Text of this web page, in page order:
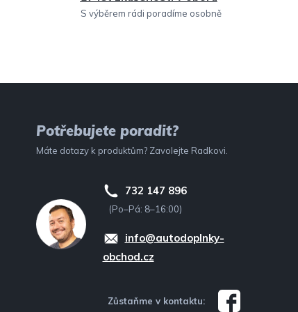
S výběrem rádi poradíme osobně
Potřebujete poradit?
Máte dotazy k produktům? Zavolejte Radkovi.
732 147 896
(Po–Pá: 8–16:00)
info@autodoplnky-
obchod.cz